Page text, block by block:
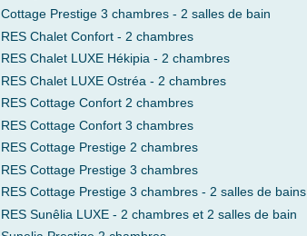
Cottage Prestige 3 chambres - 2 salles de bain
RES Chalet Confort - 2 chambres
RES Chalet LUXE Hékipia - 2 chambres
RES Chalet LUXE Ostréa - 2 chambres
RES Cottage Confort 2 chambres
RES Cottage Confort 3 chambres
RES Cottage Prestige 2 chambres
RES Cottage Prestige 3 chambres
RES Cottage Prestige 3 chambres - 2 salles de bains
RES Sunêlia LUXE - 2 chambres et 2 salles de bain